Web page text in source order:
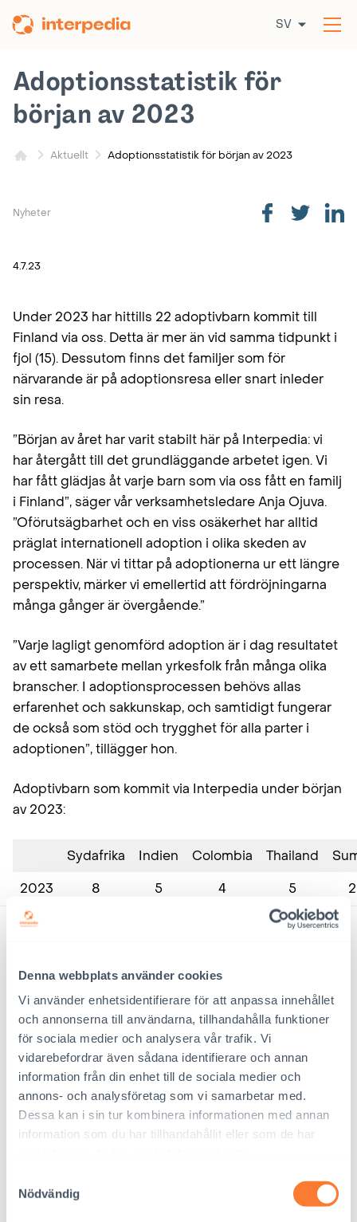
Denna webbplats använder cookies
Vi använder enhetsidentifierare för att anpassa innehållet
och annonserna till användarna, tillhandahålla funktioner
för sociala medier och analysera vår trafik. Vi
vidarebefordrar även sådana identifierare och annan
information från din enhet till de sociala medier och
annons- och analysföretag som vi samarbetar med.
Dessa kan i sin tur kombinera informationen med annan
information som du har tillhandahållit eller som de har
Nödvändig
till
SV
Aktuellt Adoptionsstatistik för början av 2023
Adoptionsstatistik för
början av 2023
Nyheter
4.7.23
Under 2023 har hittills 22 adoptivbarn kommit till
Finland via oss. Detta är mer än vid samma tidpunkt i
fjol (15). Dessutom finns det familjer som för
närvarande är på adoptionsresa eller snart inleder
sin resa.
”Början av året har varit stabilt här på Interpedia: vi
har återgått till det grundläggande arbetet igen. Vi
har fått glädjas åt varje barn som via oss fått en familj
i Finland”, säger vår verksamhetsledare Anja Ojuva.
”Oförutsägbarhet och en viss osäkerhet har alltid
präglat internationell adoption i olika skeden av
processen. När vi tittar på adoptionerna ur ett längre
perspektiv, märker vi emellertid att fördröjningarna
många gånger är övergående.”
”Varje lagligt genomförd adoption är i dag resultatet
av ett samarbete mellan yrkesfolk från många olika
branscher. I adoptionsprocessen behövs allas
erfarenhet och sakkunskap, och samtidigt fungerar
de också som stöd och trygghet för alla parter i
adoptionen”, tillägger hon.
Adoptivbarn som kommit via Interpedia under början
av 2023:
Sydafrika Indien Colombia Thailand
2023
8 5 4 5